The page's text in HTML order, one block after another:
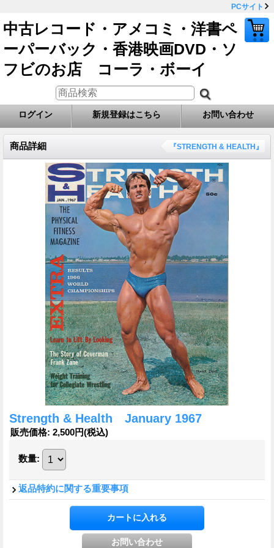
PCサイト
中古レコード・アメコミ・洋書ペ
ーパーバック・香港映画DVD・ソ
フビのお店 コーラ・ボーイ
ログイン 新規登録はこちら お問い合わせ
商品詳細 『STRENGTH & HEALTH』
Strength & Health January 1967
販売価格: 2,500円(税込)
数量:
返品特約に関する重要事項